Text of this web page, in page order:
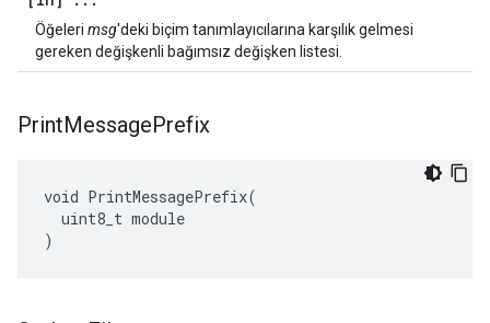
Öğeleri msg'deki biçim tanımlayıcılarına karşılık gelmesi
gereken değişkenli bağımsız değişken listesi.
PrintMessagePrefix
void PrintMessagePrefix(
  uint8_t module
)